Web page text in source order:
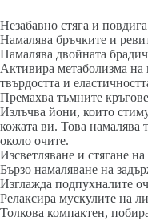
Незабавно стяга и
Намалява бръчките и
Намалява двойната
Активира метаболизма на
твърдостта и
Премахва тъмните
Излъчва йони, които
кожата ви. Това намалява
около очите.
Изсветляване и стягане
Бързо намаляване на
Изглажда подпухналите
Релаксира мускулите на
Толкова компактен,